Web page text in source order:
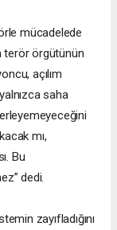
mücadelede
terör örgütünün
açılım
saha
mı,
Bu
dedi.
zayıfladığını